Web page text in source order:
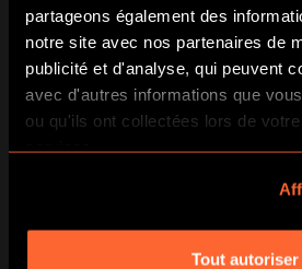
partageons également des
notre site avec nos partenaires de
publicité et d'analyse, qui peuvent
avec d'autres informations que
ou qu'ils ont collectées lors de
services.
Tout autoriser
Une fois la porte fermée,
travaillez en équipe pour
série d’énigmes.
3
JOUEZ CONTRE LA
ET ÉCHAPPEZ-